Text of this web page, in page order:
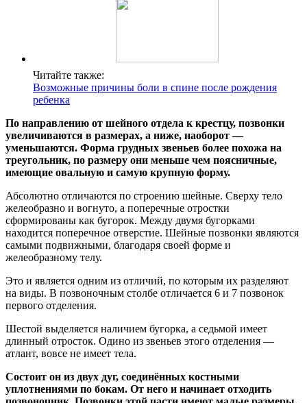
Читайте также:
Возможные причины боли в спине после рождения
ребенка
По направлению от шейного отдела к крестцу, позвонки
увеличиваются в размерах, а ниже, наоборот —
уменьшаются. Форма грудных звеньев более похожа на
треугольник, по размеру они меньше чем поясничные,
имеющие овальную и самую крупную форму.
Абсолютно отличаются по строению шейные. Сверху тело
желеобразно и вогнуто, а поперечные отростки
сформированы как бугорок. Между двумя бугорками
находится поперечное отверстие. Шейные позвонки являются
самыми подвижными, благодаря своей форме и
желеобразному телу.
Это и является одним из отличий, по которым их разделяют
на виды. В позвоночным столбе отличается 6 и 7 позвонок
первого отделения.
Шестой выделяется наличием бугорка, а седьмой имеет
длинный отросток. Одино из звеньев этого отделения —
атлант, вовсе не имеет тела.
Состоит он из двух дуг, соединённых костными
уплотнениями по бокам. От него и начинает отходить